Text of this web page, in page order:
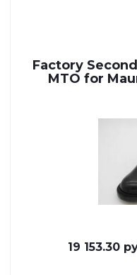
Factory
MTO for
19 153.30